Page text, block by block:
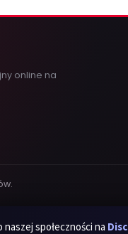
naszej społeczności na
online na